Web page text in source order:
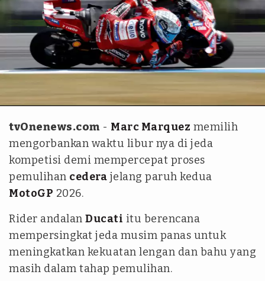
tvOnenews.com - Marc Marquez memilih
mengorbankan waktu libur nya di jeda
kompetisi demi mempercepat proses
pemulihan cedera jelang paruh kedua
MotoGP 2026.
Rider andalan Ducati itu berencana
mempersingkat jeda musim panas untuk
meningkatkan kekuatan lengan dan bahu yang
masih dalam tahap pemulihan.